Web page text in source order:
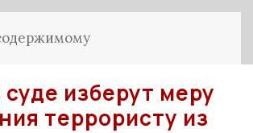
суде изберут меру
террористу из